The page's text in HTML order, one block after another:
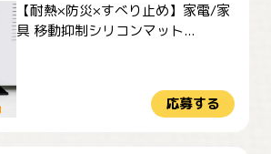
【耐熱×防災×すべり止め】家電/家
具 移動抑制シリコンマット...
応募する